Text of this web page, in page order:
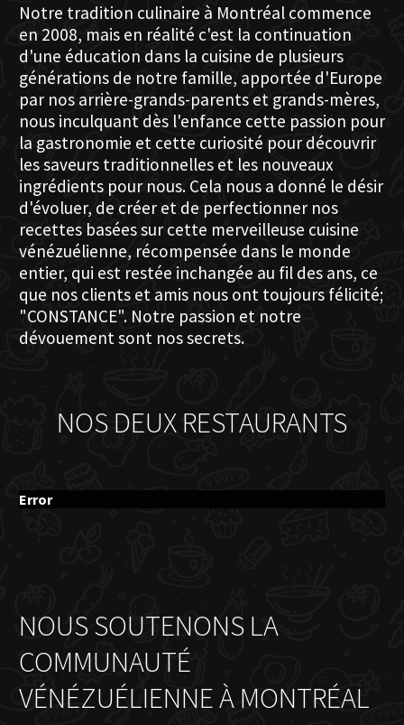
Notre tradition culinaire à Montréal commence
en 2008, mais en réalité c'est la continuation
d'une éducation dans la cuisine de plusieurs
générations de notre famille, apportée d'Europe
par nos arrière-grands-parents et grands-mères,
nous inculquant dès l'enfance cette passion pour
la gastronomie et cette curiosité pour découvrir
les saveurs traditionnelles et les nouveaux
ingrédients pour nous. Cela nous a donné le désir
d'évoluer, de créer et de perfectionner nos
recettes basées sur cette merveilleuse cuisine
vénézuélienne, récompensée dans le monde
entier, qui est restée inchangée au fil des ans, ce
que nos clients et amis nous ont toujours félicité;
"CONSTANCE". Notre passion et notre
dévouement sont nos secrets.
NOS DEUX RESTAURANTS
Error
NOUS SOUTENONS LA
COMMUNAUTÉ
VÉNÉZUÉLIENNE À MONTRÉAL